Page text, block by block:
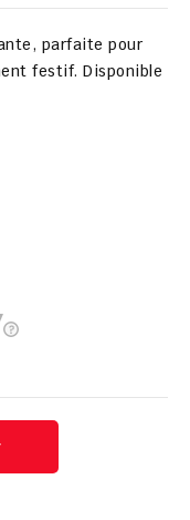
parfaite pour
festif. Disponible